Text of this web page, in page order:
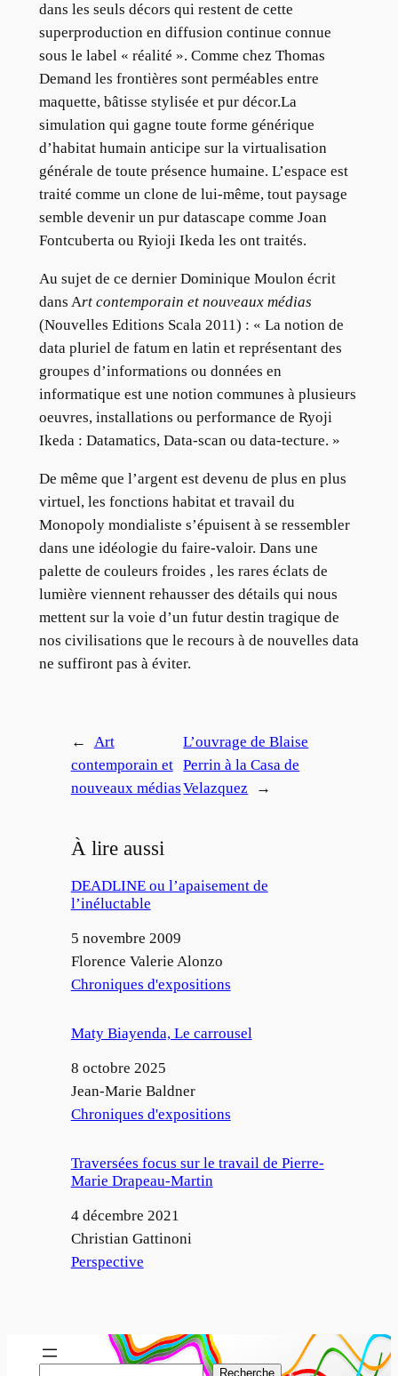
dans les seuls décors qui restent de cette
superproduction en diffusion continue connue
sous le label « réalité ». Comme chez Thomas
Demand les frontières sont perméables entre
maquette, bâtisse stylisée et pur décor.La
simulation qui gagne toute forme générique
d’habitat humain anticipe sur la virtualisation
générale de toute présence humaine. L’espace est
traité comme un clone de lui-même, tout paysage
semble devenir un pur datascape comme Joan
Fontcuberta ou Ryioji Ikeda les ont traités.
Au sujet de ce dernier Dominique Moulon écrit
dans Art contemporain et nouveaux médias
(Nouvelles Editions Scala 2011) : « La notion de
data pluriel de fatum en latin et représentant des
groupes d’informations ou données en
informatique est une notion communes à plusieurs
oeuvres, installations ou performance de Ryoji
Ikeda : Datamatics, Data-scan ou data-tecture. »
De même que l’argent est devenu de plus en plus
virtuel, les fonctions habitat et travail du
Monopoly mondialiste s’épuisent à se ressembler
dans une idéologie du faire-valoir. Dans une
palette de couleurs froides , les rares éclats de
lumière viennent rehausser des détails qui nous
mettent sur la voie d’un futur destin tragique de
nos civilisations que le recours à de nouvelles data
ne suffiront pas à éviter.
←
Art
contemporain et
nouveaux médias
L’ouvrage de Blaise
Perrin à la Casa de
Velazquez
→
À lire aussi
DEADLINE ou l’apaisement de
l’inéluctable
Date
5 novembre 2009
Auteur
Florence Valerie Alonzo
Par rapport à
Chroniques d'expositions
Maty Biayenda, Le carrousel
Date
8 octobre 2025
Auteur
Jean-Marie Baldner
Par rapport à
Chroniques d'expositions
Traversées focus sur le travail de Pierre-
Marie Drapeau-Martin
Date
4 décembre 2021
Auteur
Christian Gattinoni
Par rapport à
Perspective
Recherche